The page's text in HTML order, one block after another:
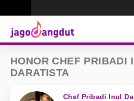
HONOR CHEF PRIBADI
DARATISTA
Chef Pribadi Inul